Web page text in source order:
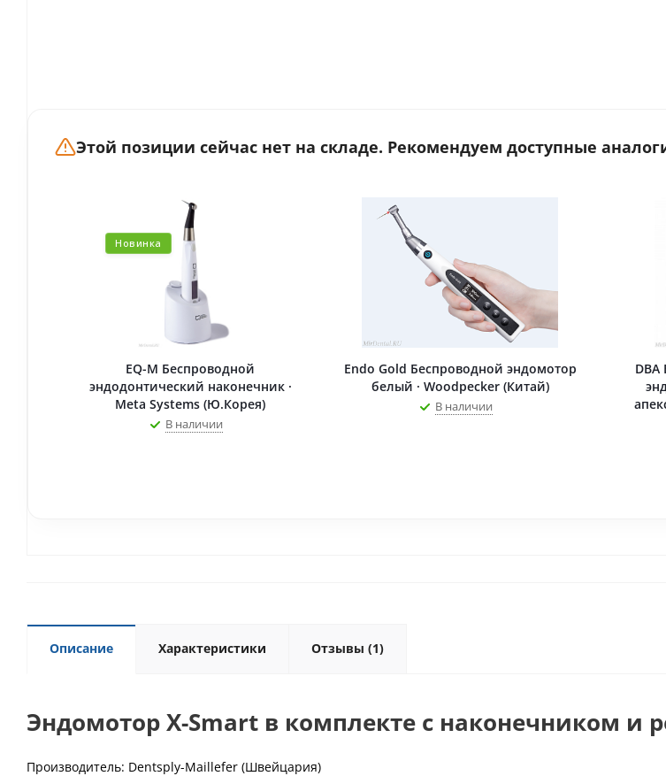
Этой позиции сейчас нет на складе. Рекомендуем доступные
Новинка
EQ-M Беспроводной
эндодонтический наконечник ·
Meta Systems (Ю.Корея)
В наличии
Endo Gold Беспроводной эндомотор
белый · Woodpecker (Китай)
В наличии
Описание Характеристики Отзывы (1)
Эндомотор X-Smart в комплекте с наконечником и
Производитель: Dentsply-Maillefer (Швейцария)